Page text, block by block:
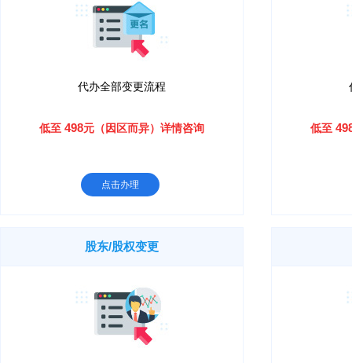
代办全部变更流程
低至 498元（因区而异）详情咨询
点击办理
低至
股东/股权变更